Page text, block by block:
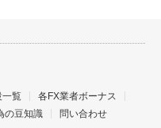
一覧
各FX業者ボーナス
の豆知識 問い合わせ